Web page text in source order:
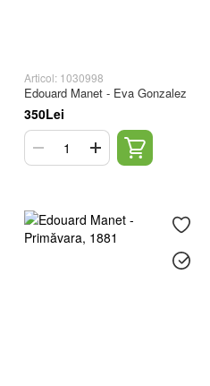
Articol: 1030998
Edouard Manet - Eva Gonzalez
350Lei